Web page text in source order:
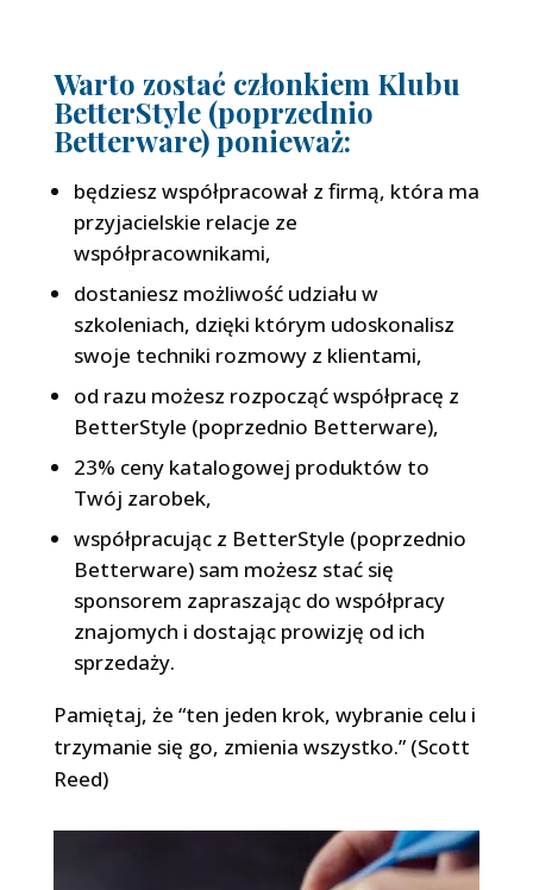
Warto zostać członkiem Klubu
BetterStyle (poprzednio
Betterware) ponieważ:
będziesz współpracował z firmą, która ma
przyjacielskie relacje ze
współpracownikami,
dostaniesz możliwość udziału w
szkoleniach, dzięki którym udoskonalisz
swoje techniki rozmowy z klientami,
od razu możesz rozpocząć współpracę z
BetterStyle (poprzednio Betterware),
23% ceny katalogowej produktów to
Twój zarobek,
współpracując z BetterStyle (poprzednio
Betterware) sam możesz stać się
sponsorem zapraszając do współpracy
znajomych i dostając prowizję od ich
sprzedaży.
Pamiętaj, że “ten jeden krok, wybranie celu i
trzymanie się go, zmienia wszystko.” (Scott
Reed)